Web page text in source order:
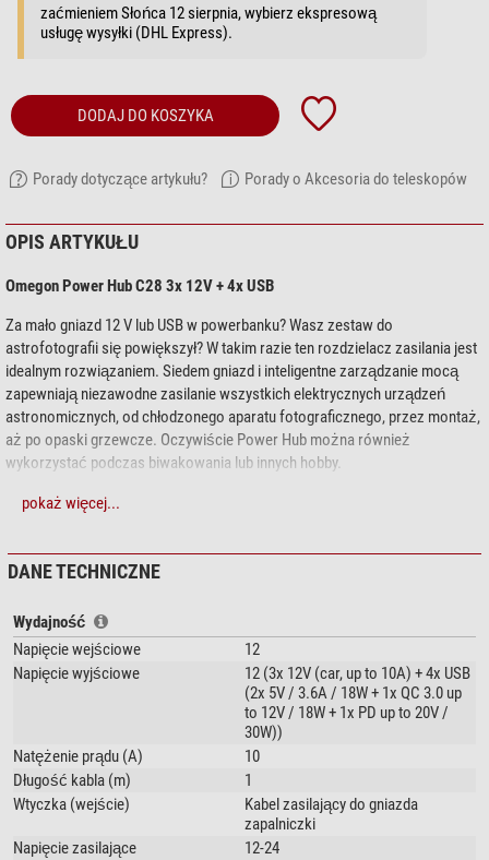
zaćmieniem Słońca 12 sierpnia, wybierz ekspresową
usługę wysyłki (DHL Express).
DODAJ DO KOSZYKA
Porady dotyczące artykułu? Porady o Akcesoria do teleskopów
OPIS ARTYKUŁU
Omegon Power Hub C28 3x 12V + 4x USB
Za mało gniazd 12 V lub USB w powerbanku? Wasz zestaw do
astrofotografii się powiększył? W takim razie ten rozdzielacz zasilania jest
idealnym rozwiązaniem. Siedem gniazd i inteligentne zarządzanie mocą
zapewniają niezawodne zasilanie wszystkich elektrycznych urządzeń
astronomicznych, od chłodzonego aparatu fotograficznego, przez montaż,
aż po opaski grzewcze. Oczywiście Power Hub można również
wykorzystać podczas biwakowania lub innych hobby.
Niezależnie od tego, czy jest podłączony do instalacji samochodowej,
właściwościami:
Główny wyłącznik dla całego urządzenia
Całkowita moc wyjściowa do 128 watów
Gniazda 12 V z indywidualnym przełączaniem, prąd wyjściowy do 6 A
Wskaźnik napięcia źródła zasilania
Zabezpieczenie przed przegrzaniem, nadmiernym i zbyt niskim
napięciem, zwarciem, zbyt wysokim natężeniem prądu. Dodatkowe
zabezpieczenie topikowe
Kabel przyłączeniowy o długości 1 m
Powierzchnia samoprzylepna 3M ułatwiająca montaż
Wysoka elastyczność dzięki czterem złączom USB:
pokaż więcej...
DANE TECHNICZNE
Wydajność
Napięcie wejściowe
12
Napięcie wyjściowe
12 (3x 12V (car, up to 10A) + 4x USB
(2x 5V / 3.6A / 18W + 1x QC 3.0 up
to 12V / 18W + 1x PD up to 20V /
30W))
Natężenie prądu (A)
10
Długość kabla (m)
1
Wtyczka (wejście)
Kabel zasilający do gniazda
zapalniczki
Napięcie zasilające
12-24